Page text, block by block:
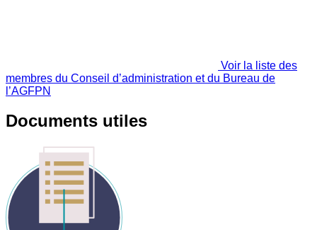
Voir la liste des
membres du Conseil d’administration et du Bureau de
l’AGFPN
Documents utiles